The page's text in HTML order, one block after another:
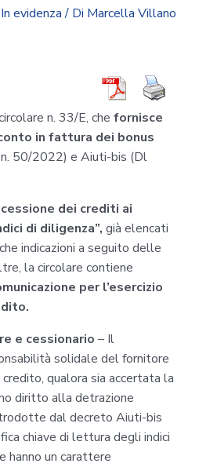
In evidenza/ Di Marcella Villano
n. 33/E, che fornisce
in fattura dei bonus
50/2022) e Aiuti-bis (Dl
dei crediti ai
di diligenza”, già elencati
indicazioni a seguito delle
la circolare contiene
per l’esercizio
e cessionario – Il
solidale del fornitore
qualora sia accertata la
diritto alla detrazione
dal decreto Aiuti-bis
chiave di lettura degli indici
hanno un carattere